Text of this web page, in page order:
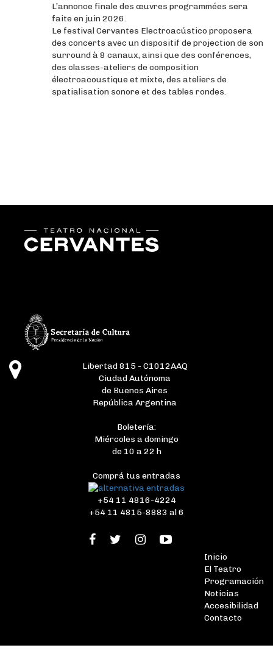
L’annonce finale des œuvres programmées sera
faite en juin 2026.
Le festival Cervantes Electroacústico proposera
des concerts avec un dispositif de projection de son
surround à 8 canaux, ainsi que des conférences,
des classes-ateliers de composition
électroacoustique et mixte, des ateliers de
spatialisation sonore et des tables rondes.
Libertad 815 - C1012AAQ
Ciudad Autónoma
de Buenos Aires
República Argentina
Boletería:
Miércoles a domingo
de 10 a 22 h
Comprá tus entradas
+54 11 4816-4224
+54 11 4815-8883 al 6
Inicio
El Teatro
Programación
Noticias
Accesibilidad
Contacto